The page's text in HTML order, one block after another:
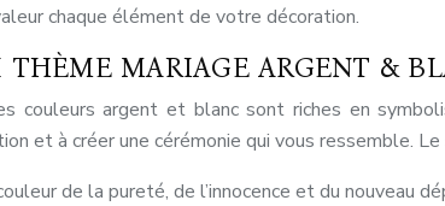
chaque élément de votre décoration.
THÈME MARIAGE ARGENT &
couleurs argent et blanc sont riches en
et à créer une cérémonie qui vous ressemble.
de la pureté, de l’innocence et du nouveau